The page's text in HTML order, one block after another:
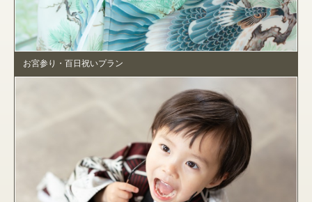
お宮参り・百日祝いプラン